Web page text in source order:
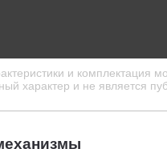
и комплектация
характер и не является